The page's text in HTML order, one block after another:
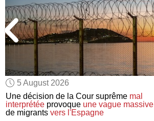
5 August 2026
Une décision de la Cour suprême mal
interprétéeprovoque une vague massive
de migrants vers l'Espagne